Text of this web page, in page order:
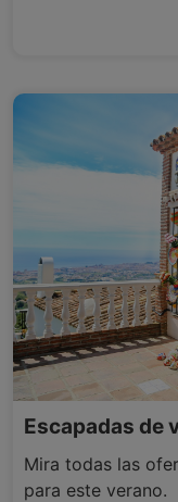
Escapadas de
Mira todas las
para este verano.